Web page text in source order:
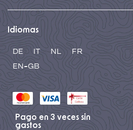
Idiomas
DE IT NL
FR
EN-GB
Pago en 3 veces sin
gastos